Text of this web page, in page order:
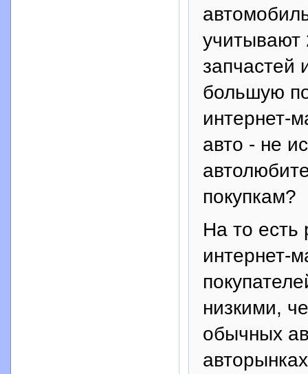
учитывают
запчастей
большую
интернет-
авто - не
покупкам?
На то есть
интернет-
низкими,
обычных